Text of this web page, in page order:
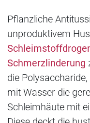
Pflanzliche
unproduktivem
Schmerzlinderung
die
mit Wasser die
Schleimhäute mit